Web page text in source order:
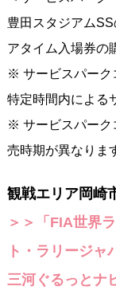
豊田スタジアム
アタイム入場券の
※ サービスパーク
特定時間内による
※ サービスパーク
売時期が異なりま
観戦エリア岡崎
＞＞「FIA世界
ト・ラリージャ
三河ぐるっとナ